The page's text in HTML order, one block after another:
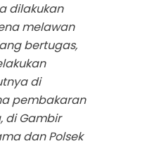
dilakukan
melawan
bertugas,
di
pembakaran
di Gambir
dan Polsek